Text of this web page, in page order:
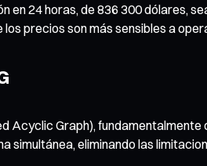
en 24 horas, de 836 300 dólares,
precios son más sensibles a
Acyclic Graph),
eliminando las